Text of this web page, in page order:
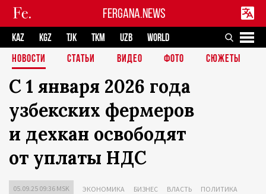
FERGANA.NEWS
KAZ KGZ TJK TKM UZB
WORLD
НОВОСТИ
СТАТЬИ ВИДЕО ФОТО СЮЖЕТЫ
С 1 января 2026 года
узбекских фермеров
и дехкан освободят
от уплаты НДС
05.09.25 09:36 MSK ЭКОНОМИКА БИЗНЕС ВЛАСТЬ ПОЛИТИКА